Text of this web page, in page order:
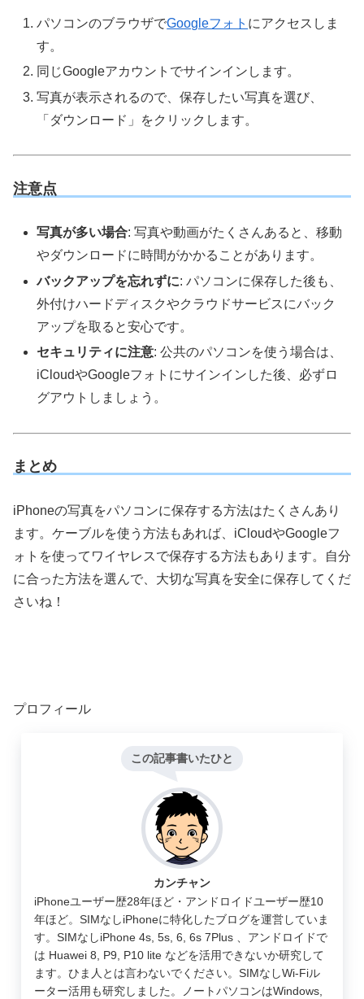
パソコンのブラウザでGoogleフォト にアクセスしま
す。
同じGoogleアカウントでサインインします。
写真が表示されるので、保存したい写真を選び、
「ダウンロード」をクリックします。
注意点
写真が多い場合: 写真や動画がたくさんあると、移動
やダウンロードに時間がかかることがあります。
バックアップを忘れずに: パソコンに保存した後も、
外付けハードディスクやクラウドサービスにバック
アップを取ると安心です。
セキュリティに注意: 公共のパソコンを使う場合は、
iCloudやGoogleフォトにサインインした後、必ずロ
グアウトしましょう。
まとめ
iPhoneの写真をパソコンに保存する方法はたくさんあり
ます。ケーブルを使う方法もあれば、iCloudやGoogleフ
ォトを使ってワイヤレスで保存する方法もあります。自分
に合った方法を選んで、大切な写真を安全に保存してくだ
さいね！
プロフィール
この記事書いたひと
カンチャン
iPhoneユーザー歴28年ほど・アンドロイドユーザー歴10
年ほど。SIMなしiPhoneに特化したブログを運営していま
す。SIMなしiPhone 4s, 5s, 6, 6s 7Plus 、アンドロイドで
は Huawei 8, P9, P10 lite などを活用できないか研究して
ます。ひま人とは言わないでください。SIMなしWi-Fiル
ーター活用も研究しました。ノートパソコンはWindows,